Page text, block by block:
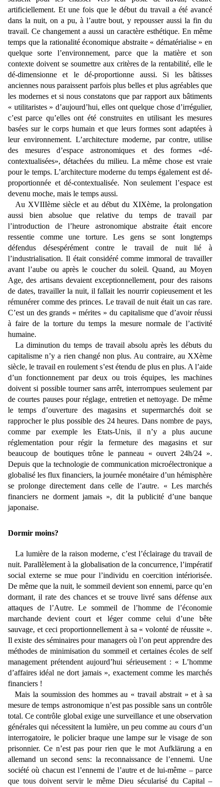
artificiellement. Et une fois que le début du travail a été avancé
dans la nuit, on a pu, à l’autre bout, y repousser aussi la fin du
travail. Ce changement a aussi un caractère esthétique. En même
temps que la rationalité économique abstraite « dématérialise » en
quelque sorte l’environnement, parce que la matière et son
contexte doivent se soumettre aux critères de la rentabilité, elle le
dé-dimensionne et le dé-proportionne aussi. Si les bâtisses
anciennes nous paraissent parfois plus belles et plus agréables que
les modernes et si nous constatons que par rapport aux bâtiments
« utilitaristes » d’aujourd’hui, elles ont quelque chose d’irrégulier,
c’est parce qu’elles ont été construites en utilisant les mesures
basées sur le corps humain et que leurs formes sont adaptées à
leur environnement. L’architecture moderne, par contre, utilise
des mesures d’espace astronomiques et des formes «dé-
contextualisées», détachées du milieu. La même chose est vraie
pour le temps. L’architecture moderne du temps également est dé-
proportionnée et dé-contextualisée. Non seulement l’espace est
devenu moche, mais le temps aussi.
Au XVIIIème siècle et au début du XIXème, la prolongation
aussi bien absolue que relative du temps de travail par
l’introduction de l’heure astronomique abstraite était encore
ressentie comme une torture. Les gens se sont longtemps
défendus désespérément contre le travail de nuit lié à
l’industrialisation. Il était considéré comme immoral de travailler
avant l’aube ou après le coucher du soleil. Quand, au Moyen
Age, des artisans devaient exceptionnellement, pour des raisons
de dates, travailler la nuit, il fallait les nourrir copieusement et les
rémunérer comme des princes. Le travail de nuit était un cas rare.
C’est un des grands « mérites » du capitalisme que d’avoir réussi
à faire de la torture du temps la mesure normale de l’activité
humaine.
La diminution du temps de travail absolu après les débuts du
capitalisme n’y a rien changé non plus. Au contraire, au XXème
siècle, le travail en roulement s’est étendu de plus en plus. A l’aide
d’un fonctionnement par deux ou trois équipes, les machines
doivent si possible tourner sans arrêt, interrompues seulement par
de courtes pauses pour réglage, entretien et nettoyage. De même
le temps d’ouverture des magasins et supermarchés doit se
rapprocher le plus possible des 24 heures. Dans nombre de pays,
comme par exemple les Etats-Unis, il n’y a plus aucune
réglementation pour régir la fermeture des magasins et sur
beaucoup de boutiques trône le panneau « ouvert 24h/24 ».
Depuis que la technologie de communication microélectronique a
globalisé les flux financiers, la journée monétaire d’un hémisphère
se prolonge directement dans celle de l’autre. « Les marchés
financiers ne dorment jamais », dit la publicité d’une banque
japonaise.
Dormir moins?
La lumière de la raison moderne, c’est l’éclairage du travail de
nuit. Parallèlement à la globalisation de la concurrence, l’impératif
social externe se mue pour l’individu en coercition intériorisée.
De même que la nuit, le sommeil devient son ennemi, parce qu’en
dormant, il rate des chances et se trouve livré sans défense aux
attaques de l’Autre. Le sommeil de l’homme de l’économie
marchande devient court et léger comme celui d’une bête
sauvage, et ceci proportionnellement à sa « volonté de réussite ».
Il existe des séminaires pour managers où l’on peut apprendre des
méthodes de minimisation du sommeil et certaines écoles de self
management prétendent aujourd’hui sérieusement : « L’homme
d’affaires idéal ne dort jamais », exactement comme les marchés
financiers !
Mais la soumission des hommes au « travail abstrait » et à sa
mesure de temps astronomique n’est pas possible sans un contrôle
total. Ce contrôle global exige une surveillance et une observation
générales qui nécessitent la lumière, un peu comme au cours d’un
interrogatoire, le policier braque une lampe sur le visage de son
prisonnier. Ce n’est pas pour rien que le mot Aufklärung a en
allemand un second sens: la reconnaissance de l’ennemi. Une
société où chacun est l’ennemi de l’autre et de lui-même – parce
que tous doivent servir le même Dieu sécularisé du Capital –